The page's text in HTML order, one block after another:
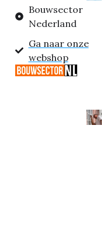
Bouwsector
Nederland
Ga naar onze
webshop